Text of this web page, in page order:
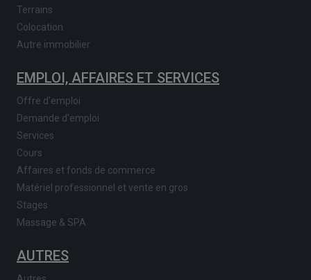
Terrains
Colocation
Autre immobilier
EMPLOI, AFFAIRES ET SERVICES
Offre d'emploi
Demande d'emploi
Services
Cours
Affaires et fonds de commerce
Matériel professionnel et vente en gros
Stages
Massage & SPA
AUTRES